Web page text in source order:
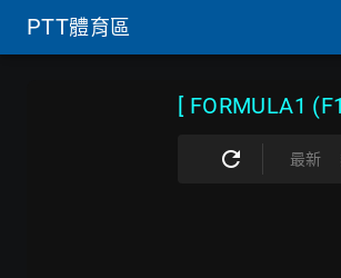
PTT體育區
[ FORMULA1
最新